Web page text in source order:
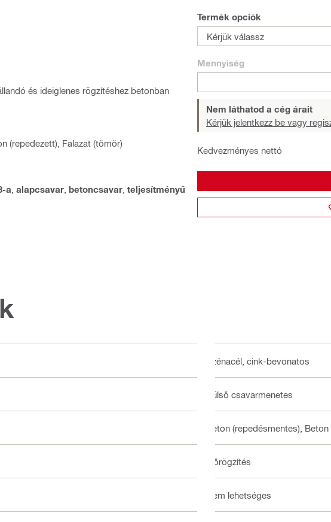
és ideiglenes rögzítéshez betonban
(repedezett), Falazat (tömör)
a alapcsavar betoncsavar teljesítményű
Termék opciók
Kérjük válassz
Mennyiség
Nem láthatod a cég árait
Kérjük jelentkezz be vagy
Kedvezményes nettó
Szénacél, cink-bevonatos
Külső csavarmenetes
Beton (repedésmentes),
Előrögzítés
Nem lehetséges